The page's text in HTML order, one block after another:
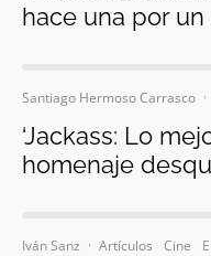
hace una por
Santiago Hermoso Carrasco ·
‘Jackass: Lo
homenaje
Iván Sanz · Artículos Cine